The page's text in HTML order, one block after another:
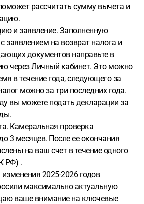
рассчитать сумму вычета и
и заявление. Заполненную
заявлением на возврат налога и
документов направьте в
через Личный кабинет. Это можно
в течение года, следующего за
можно за три последних года.
вы можете подать декларации за
Камеральная проверка
3 месяцев. После ее окончания
на ваш счет в течение одного
РФ) .
2025-2026 годов
максимально актуальную
ваше внимание на ключевые